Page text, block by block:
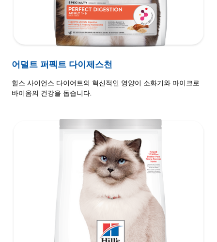
어덜트 퍼펙트 다이제스천
힐스 사이언스 다이어트의 혁신적인 영양이 소화기와 마이크로
바이옴의 건강을 돕습니다.